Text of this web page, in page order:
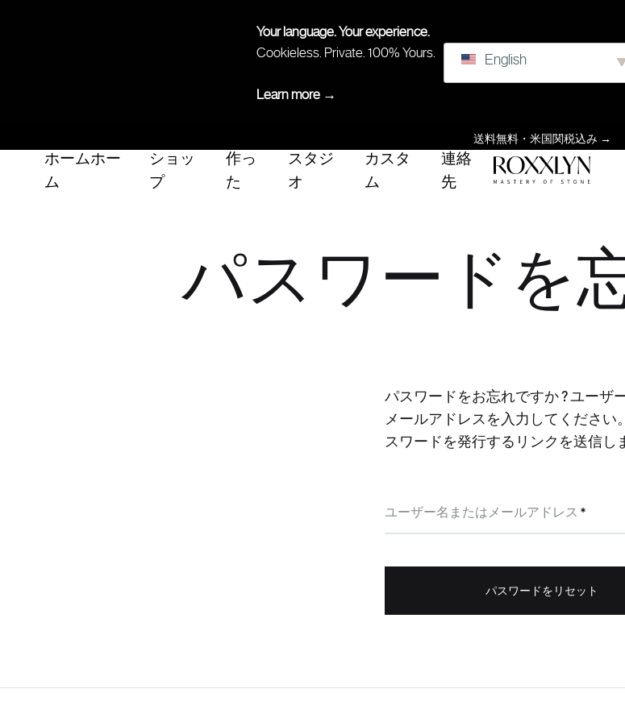
Your language. Your experience.
Cookieless. Private. 100% Yours.
Learn more →
English
送料無料・米国関税込み →
ホームホー
ム
ショッ
プ
作っ
た
スタジ
オ
カスタ
ム
連絡
先
得
パスワードを
パスワードをお忘れですか ? ユーザ
メールアドレスを入力してください
スワードを発行するリンクを送信し
ユーザー名またはメールアドレス *必
須
パスワードをリセット